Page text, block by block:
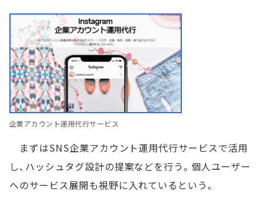
企業アカウント運用代行サービス
まずはSNS企業アカウント運用代行サービスで活用
し、ハッシュタグ設計の提案などを行う。個人ユーザー
へのサービス展開も視野に入れているという。